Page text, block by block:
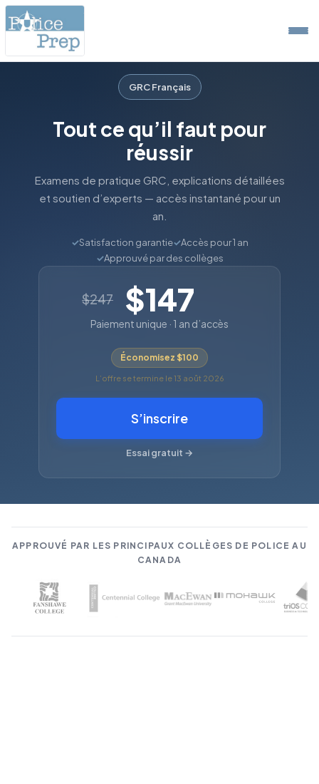
GRC Français
Tout ce qu’il faut pour
réussir
Examens de pratique GRC, explications détaillées
et soutien d’experts — accès instantané pour un
an.
✓Satisfaction garantie✓Accès pour 1 an
✓Approuvé par des collèges
$247 $147
Paiement unique · 1 an d’accès
Économisez $100
L’offre se termine le 13 août 2026
S’inscrire
Essai gratuit →
APPROUVÉ PAR LES PRINCIPAUX COLLÈGES DE POLICE AU
CANADA